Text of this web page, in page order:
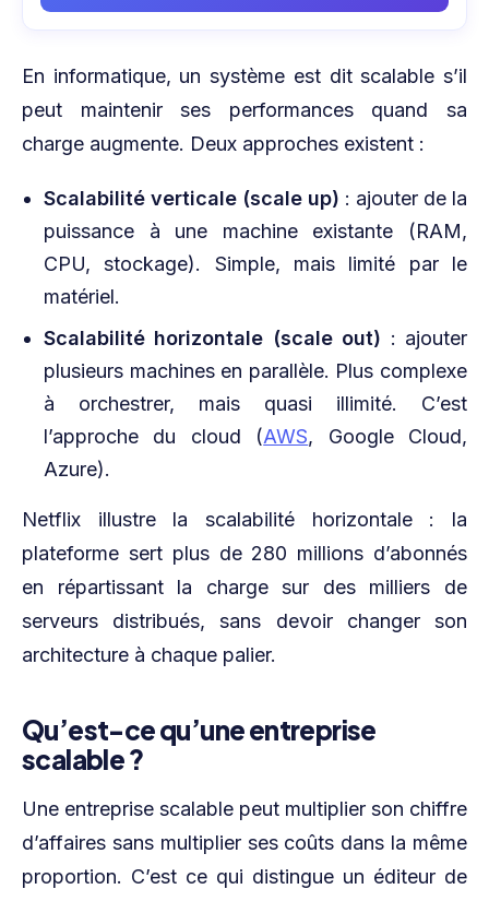
En informatique, un système est dit scalable s’il
peut maintenir ses performances quand sa
charge augmente. Deux approches existent :
Scalabilité verticale (scale up) : ajouter de la
puissance à une machine existante (RAM,
CPU, stockage). Simple, mais limité par le
matériel.
Scalabilité horizontale (scale out) : ajouter
plusieurs machines en parallèle. Plus complexe
à orchestrer, mais quasi illimité. C’est
l’approche du cloud (AWS, Google Cloud,
Azure).
Netflix illustre la scalabilité horizontale : la
plateforme sert plus de 280 millions d’abonnés
en répartissant la charge sur des milliers de
serveurs distribués, sans devoir changer son
architecture à chaque palier.
Qu’est-ce qu’une entreprise
scalable ?
Une entreprise scalable peut multiplier son chiffre
d’affaires sans multiplier ses coûts dans la même
proportion. C’est ce qui distingue un éditeur de